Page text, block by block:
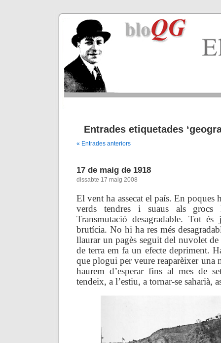
Entrades etiquetades
« Entrades anteriors
17 de maig de 1918
dissabte 17 maig 2008
El vent ha assecat el país. En poques
verds tendres i suaus als grocs
Transmutació desagradable. Tot
brutícia. No hi ha res més
llaurar un pagès seguit del nuvolet de
de terra em fa un efecte depriment.
que plogui per veure reaparèixer una
haurem d’esperar fins al mes de
tendeix, a l’estiu, a tornar-se saharià,